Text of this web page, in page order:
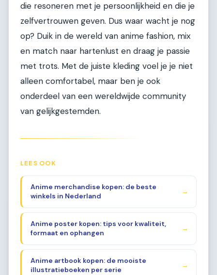
die resoneren met je persoonlijkheid en die je
zelfvertrouwen geven. Dus waar wacht je nog
op? Duik in de wereld van anime fashion, mix
en match naar hartenlust en draag je passie
met trots. Met de juiste kleding voel je je niet
alleen comfortabel, maar ben je ook
onderdeel van een wereldwijde community
van gelijkgestemden.
LEES OOK
Anime merchandise kopen: de beste
winkels in Nederland
→
Anime poster kopen: tips voor kwaliteit,
formaat en ophangen
→
Anime artbook kopen: de mooiste
illustratieboeken per serie
→